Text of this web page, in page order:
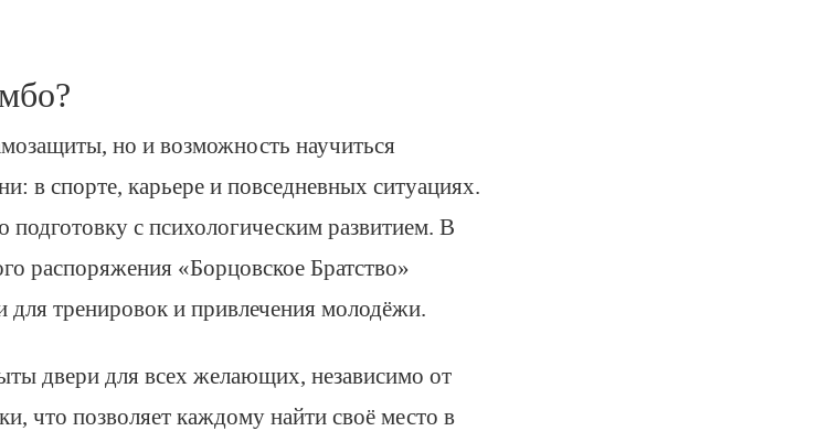
но и возможность научиться
в спорте, карьере и повседневных ситуациях.
подготовку с психологическим развитием. В
распоряжения «Борцовское Братство»
для тренировок и привлечения молодёжи.
двери для всех желающих, независимо от
что позволяет каждому найти своё место в